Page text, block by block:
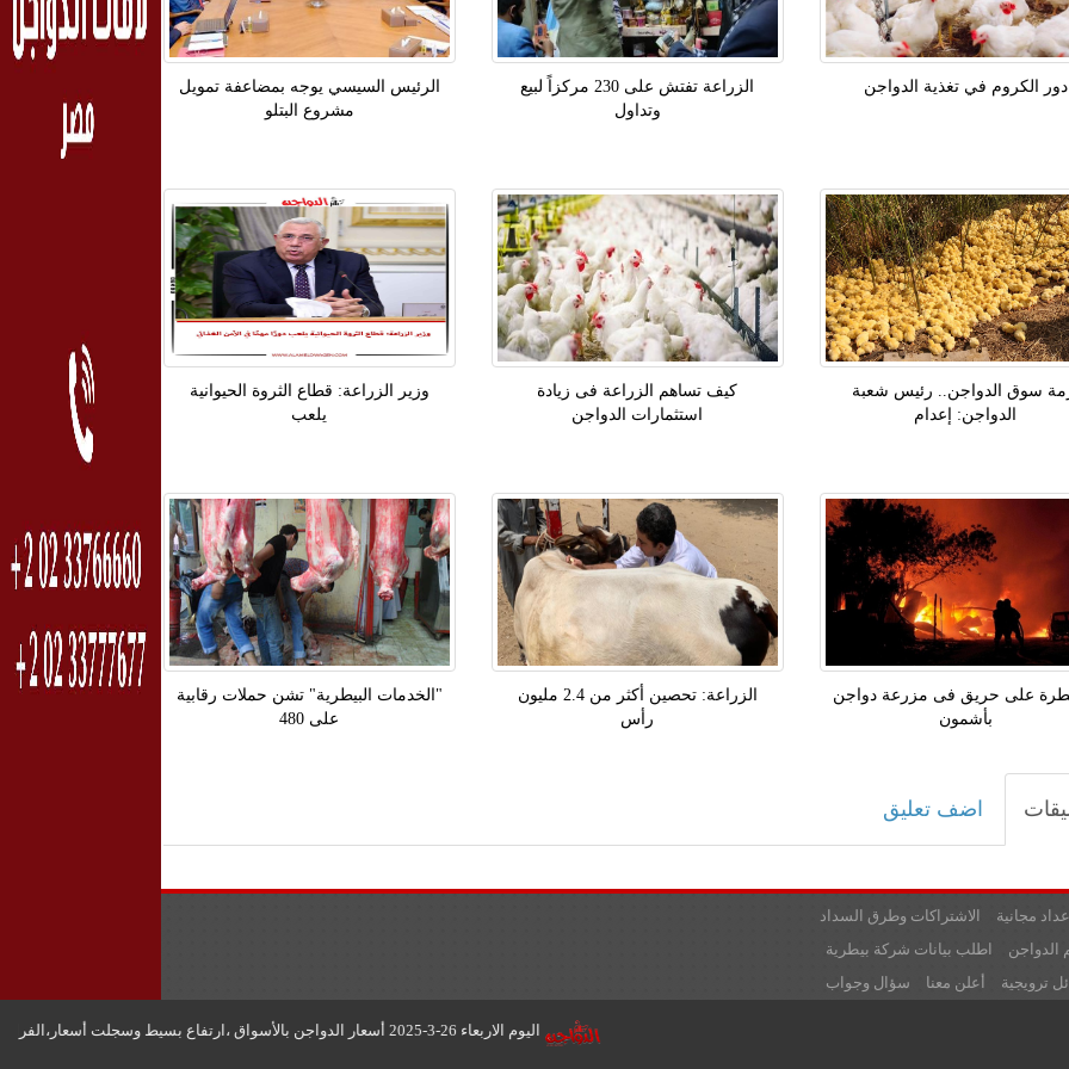
اليوم الاربعاء 26-3-2025 أسعار الدواجن بالأسواق ،ارتفاع بسيط وسجلت أسعار،الفراخ البيضاء103جنبه للكيلو،البانيه 220 جنيه ،الفراج البلدى 135جنيه للكيلو،الوراك 125جنيه للكيلو ، البط البلدى 130 جنيه للكيلو، البط الابيض 125جنيه . كما سجلت أسعار البيض في الأسواق استقرار للبيع للمستهلكين لتستقر عند مستويات 170جنيها للبيع النهائي للمستهلكين، وكرتونة البيض البلدى 180 جنيه
الرئيس السيسي يوجه بمضاعفة تمويل
مشروع البتلو
الزراعة تفتش على 230 مركزاً لبيع
وتداول
دور الكروم في تغذية الدواجن
وزير الزراعة: قطاع الثروة الحيوانية
يلعب
كيف تساهم الزراعة فى زيادة
استثمارات الدواجن
سوق الدواجن.. رئيس شعبة
الدواجن: إعدام
"الخدمات البيطرية" تشن حملات رقابية
على 480
الزراعة: تحصين أكثر من 2.4 مليون
رأس
على حريق فى مزرعة دواجن
بأشمون
اضف تعليق
الاشتراكات وطرق السداد
مجانية
اطلب بيانات شركة بيطرية
الدواجن
سؤال وجواب
أعلن معنا ترويجية